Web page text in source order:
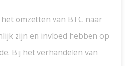
omzetten van BTC naar
zijn en invloed hebben op
Bij het verhandelen van